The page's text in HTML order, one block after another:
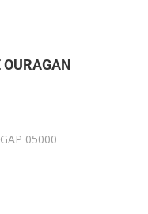
OURAGAN
05000